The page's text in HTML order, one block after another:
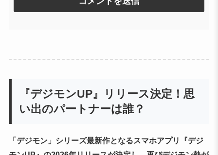
『デジモンUP』リリース決定！思
い出のパートナーは誰？
「デジモン」シリーズ最新作となるスマホアプリ『デジ